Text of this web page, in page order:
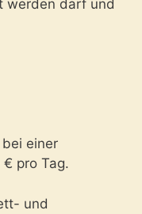
werden darf und
einer
pro Tag.
und